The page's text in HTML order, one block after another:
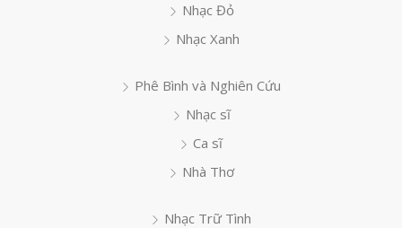
Nhạc Đỏ
Nhạc Xanh
Phê Bình và Nghiên Cứu
Nhạc sĩ
Ca sĩ
Nhà Thơ
Nhạc Trữ Tình